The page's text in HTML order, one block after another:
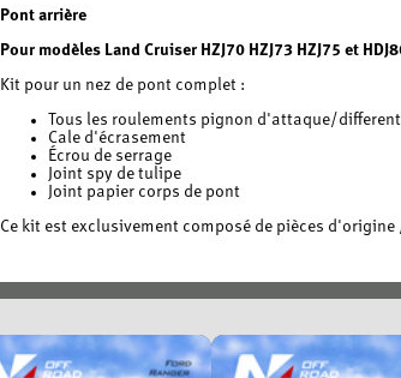
Pont arrière
Pour modèles Land Cruiser HZJ70 HZJ73 HZJ75 et
Kit pour un nez de pont complet :
Tous les roulements pignon d'attaque/
Cale d'écrasement
Écrou de serrage
Joint spy de tulipe
Joint papier corps de pont
Ce kit est exclusivement composé de pièces